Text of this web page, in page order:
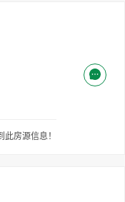
房源信息！